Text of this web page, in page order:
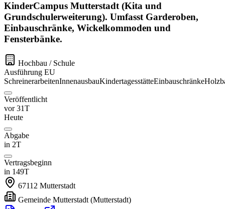
KinderCampus Mutterstadt (Kita und
Grundschulerweiterung). Umfasst Garderoben,
Einbauschränke, Wickelkommoden und
Fensterbänke.
Hochbau / Schule
Ausführung EU
SchreinerarbeitenInnenausbauKindertagesstätteEinbauschränke
Veröffentlicht
vor 31T
Heute
Abgabe
in 2T
Vertragsbeginn
in 149T
67112 Mutterstadt
Gemeinde Mutterstadt (Mutterstadt)